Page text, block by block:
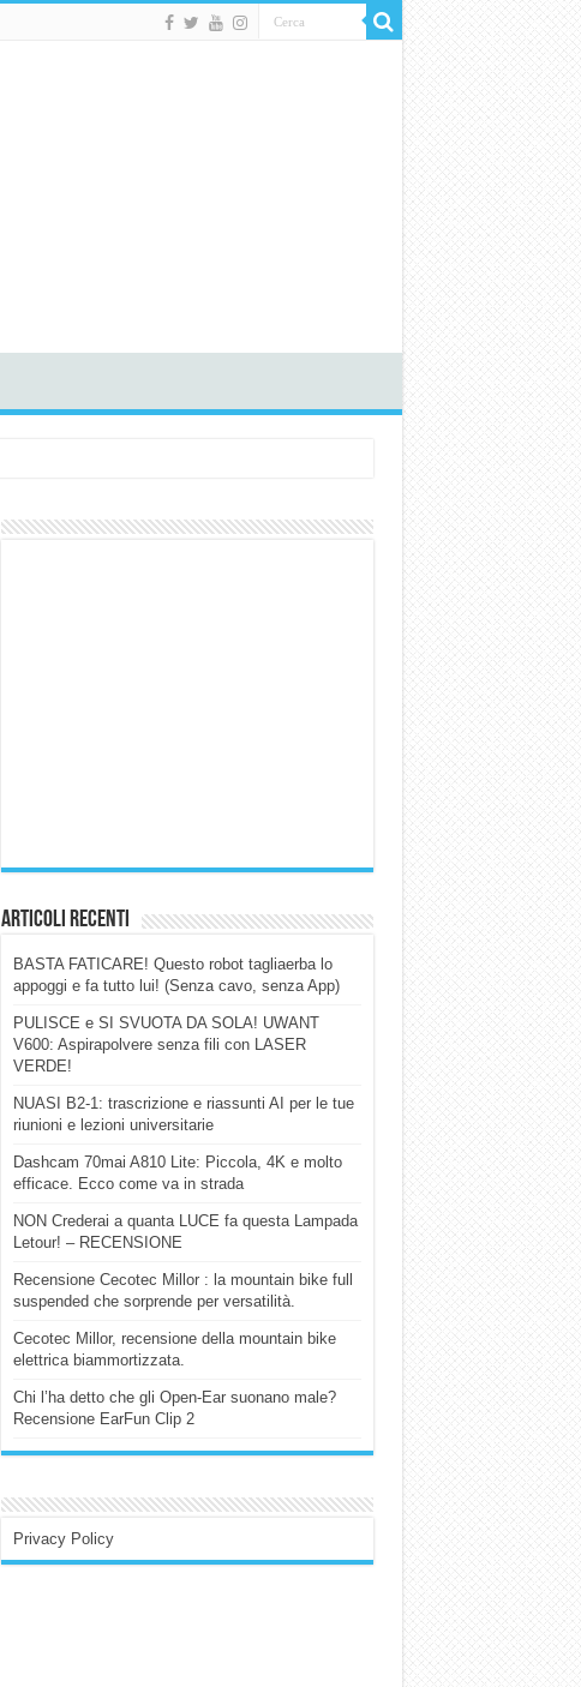
Articoli Recenti
BASTA FATICARE! Questo robot tagliaerba lo
appoggi e fa tutto lui! (Senza cavo, senza App)
PULISCE e SI SVUOTA DA SOLA! UWANT
V600: Aspirapolvere senza fili con LASER
VERDE!
NUASI B2-1: trascrizione e riassunti AI per le tue
riunioni e lezioni universitarie
Dashcam 70mai A810 Lite: Piccola, 4K e molto
efficace. Ecco come va in strada
NON Crederai a quanta LUCE fa questa Lampada
Letour! – RECENSIONE
Recensione Cecotec Millor : la mountain bike full
suspended che sorprende per versatilità.
Cecotec Millor, recensione della mountain bike
elettrica biammortizzata.
Chi l’ha detto che gli Open-Ear suonano male?
Recensione EarFun Clip 2
Privacy Policy